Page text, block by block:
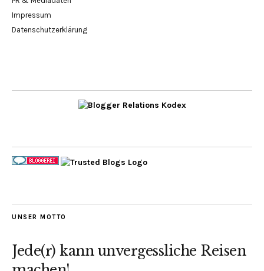
Impressum
Datenschutzerklärung
UNSER MOTTO
Jede(r) kann unvergessliche Reisen